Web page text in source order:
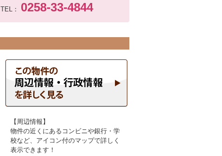
TEL： 0258-33-4844
【周辺情報】
物件の近くにあるコンビニや銀行・学
校など、アイコン付のマップで詳しく
表示できます！